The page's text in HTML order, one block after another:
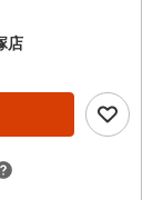
通学に非常に便
ループの3つの特
で28年連続No.1
宮・尼崎・伊
入や売却は当店に
ースがございま
さい。■取り扱い
店